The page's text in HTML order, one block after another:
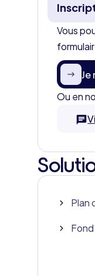
Vous
Je
Ou en
Plan